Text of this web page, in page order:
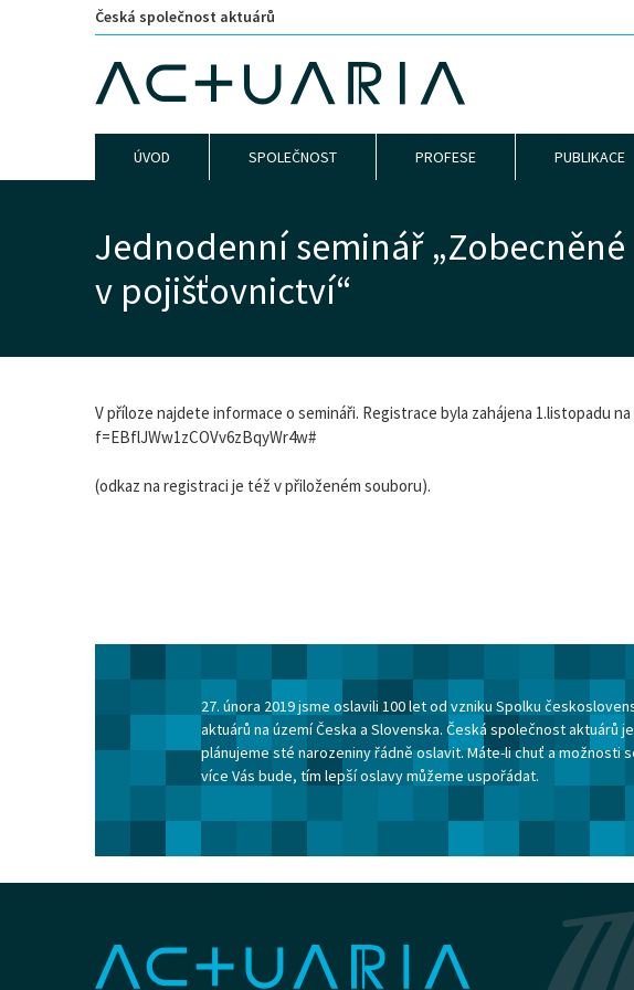
Česká společnost aktuárů
ÚVOD SPOLEČNOST PROFESE PUBLIKACE
Jednodenní seminář
v pojišťovnictví“
V příloze najdete informace o semináři. Registrace byla zahájena 1.listopadu
f=EBflJWw1zCOVv6zBqyWr4w#
(odkaz na registraci je též v přiloženém souboru).
27. února 2019 jsme oslavili 100 let od vzniku Spolku
aktuárů na území Česka a Slovenska. Česká společnost
plánujeme sté narozeniny řádně oslavit. Máte-li chuť a možnosti
více Vás bude, tím lepší oslavy můžeme uspořádat.